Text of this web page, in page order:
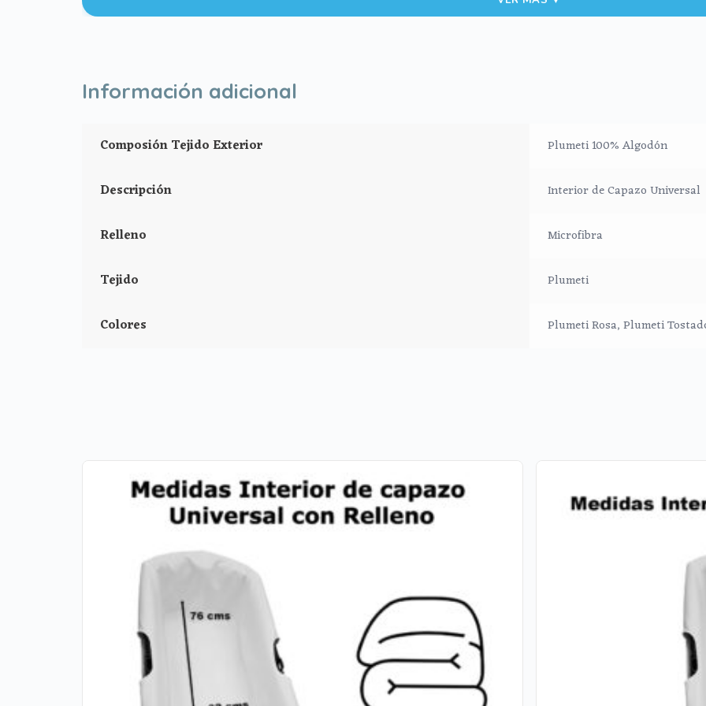
Largo:73cm
Ancho:32cm
Información adicional
Composión Tejido Exterior Plumeti 100% Algodón
Descripción Interior de Capazo Universal
Relleno Microfibra
Tejido Plumeti
Colores Plumeti Rosa, Plumeti